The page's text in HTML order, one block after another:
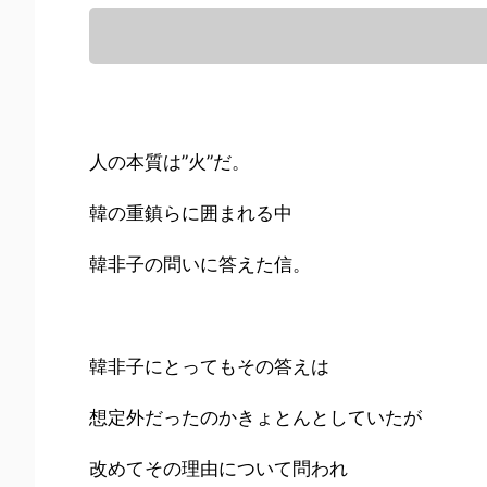
人の本質は”火”だ。
韓の重鎮らに囲まれる中
韓非子の問いに答えた信。
韓非子にとってもその答えは
想定外だったのかきょとんとしていたが
改めてその理由について問われ